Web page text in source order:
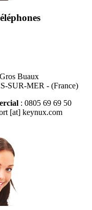
Buaux
SUR-MER - (France)
: 0805 69 69 50
[at] keynux.com